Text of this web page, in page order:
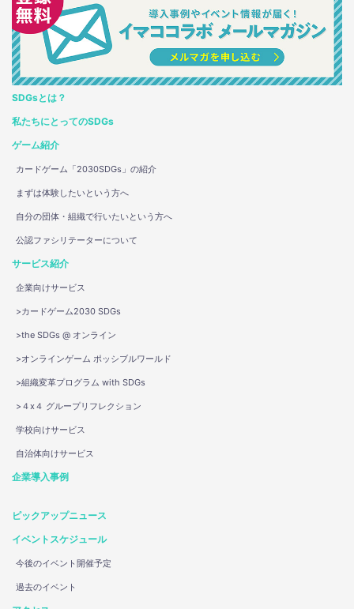
SDGsとは？
私たちにとってのSDGs
ゲーム紹介
カードゲーム「2030SDGs」の紹介
まずは体験したいという方へ
自分の団体・組織で行いたいという方へ
公認ファシリテーターについて
サービス紹介
企業向けサービス
>カードゲーム2030 SDGs
>the SDGs @ オンライン
>オンラインゲーム ポッシブルワールド
>組織変革プログラム with SDGs
>４x４ グループリフレクション
学校向けサービス
自治体向けサービス
企業導入事例
ピックアップニュース
イベントスケジュール
今後のイベント開催予定
過去のイベント